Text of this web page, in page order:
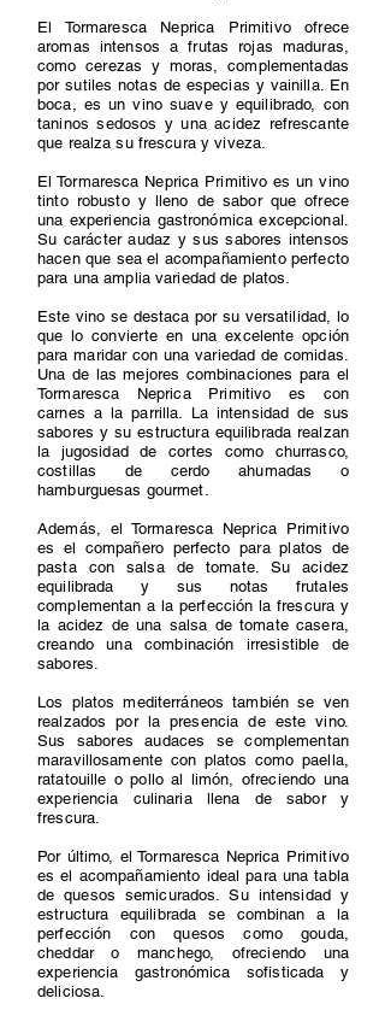
El Tormaresca Neprica Primitivo ofrece
aromas intensos a frutas rojas maduras,
como cerezas y moras, complementadas
por sutiles notas de especias y vainilla. En
boca, es un vino suave y equilibrado, con
taninos sedosos y una acidez refrescante
que realza su frescura y viveza.
El Tormaresca Neprica Primitivo es un vino
tinto robusto y lleno de sabor que ofrece
una experiencia gastronómica excepcional.
Su carácter audaz y sus sabores intensos
hacen que sea el acompañamiento perfecto
para una amplia variedad de platos.
Este vino se destaca por su versatilidad, lo
que lo convierte en una excelente opción
para maridar con una variedad de comidas.
Una de las mejores combinaciones para el
Tormaresca Neprica Primitivo es con
carnes a la parrilla. La intensidad de sus
sabores y su estructura equilibrada realzan
la jugosidad de cortes como churrasco,
costillas de cerdo ahumadas o
hamburguesas gourmet.
Además, el Tormaresca Neprica Primitivo
es el compañero perfecto para platos de
pasta con salsa de tomate. Su acidez
equilibrada y sus notas frutales
complementan a la perfección la frescura y
la acidez de una salsa de tomate casera,
creando una combinación irresistible de
sabores.
Los platos mediterráneos también se ven
realzados por la presencia de este vino.
Sus sabores audaces se complementan
maravillosamente con platos como paella,
ratatouille o pollo al limón, ofreciendo una
experiencia culinaria llena de sabor y
frescura.
Por último, el Tormaresca Neprica Primitivo
es el acompañamiento ideal para una tabla
de quesos semicurados. Su intensidad y
estructura equilibrada se combinan a la
perfección con quesos como gouda,
cheddar o manchego, ofreciendo una
experiencia gastronómica sofisticada y
deliciosa.